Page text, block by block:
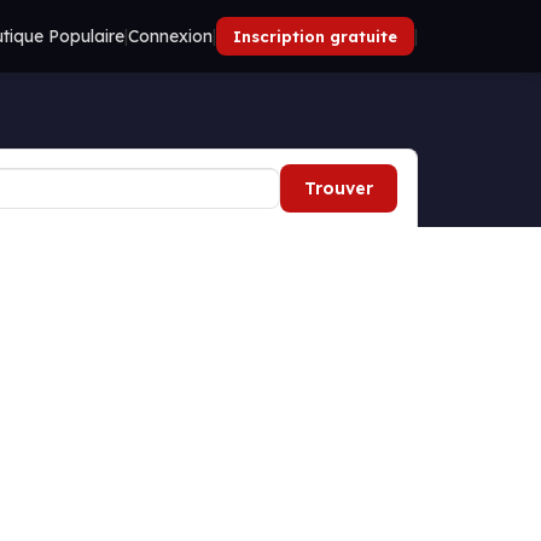
Populaire|Connexion| Inscription gratuite |
Trouver